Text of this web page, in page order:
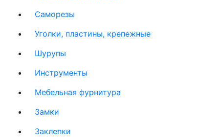
Саморезы
Уголки, пластины, крепежные
Шурупы
Инструменты
Мебельная фурнитура
Замки
Заклепки